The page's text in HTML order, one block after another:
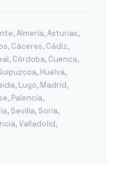
,Almería,Asturias,
, Cáceres, Cádiz,
, Córdoba, Cuenca,
, Huelva,
, Lugo, Madrid,
, Palencia,
, Sevilla, Soria,
,Valladolid,